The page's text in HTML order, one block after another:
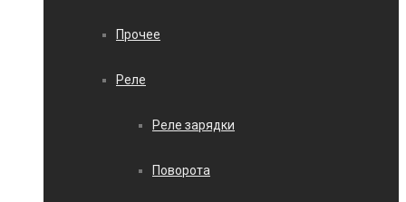
Прочее
Реле
Реле зарядки
Поворота